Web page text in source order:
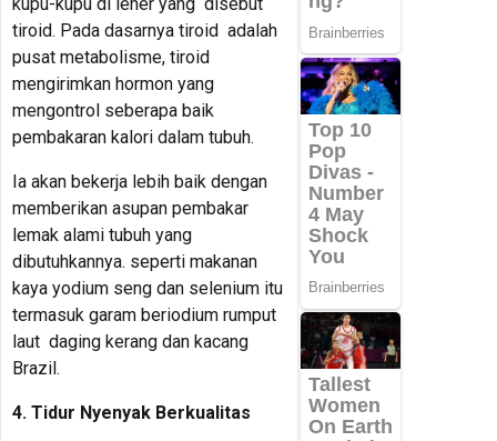
tiroid. Pada dasarnya tiroid adalah
pusat metabolisme, tiroid
mengirimkan hormon yang
mengontrol seberapa baik
pembakaran kalori dalam tubuh.
Ia akan bekerja lebih baik dengan
memberikan asupan pembakar
lemak alami tubuh yang
dibutuhkannya. seperti makanan
kaya yodium seng dan selenium itu
termasuk garam beriodium rumput
laut daging kerang dan kacang
Brazil.
4. Tidur Nyenyak Berkualitas